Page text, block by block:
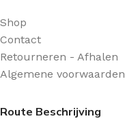
Shop
Contact
Retourneren - Afhalen
Algemene voorwaarden
Route Beschrijving